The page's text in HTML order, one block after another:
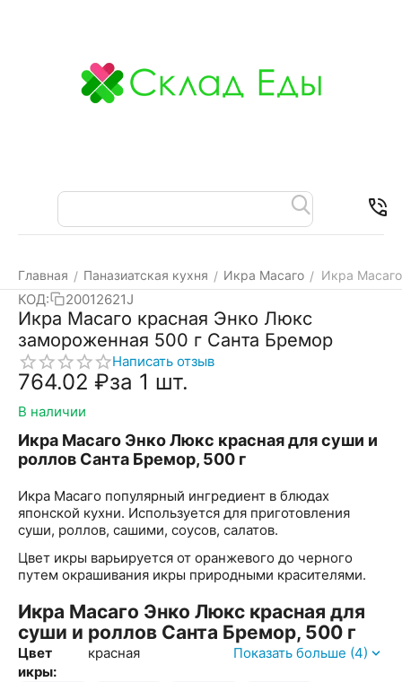
Главная / Паназиатская кухня / Икра Масаго / Икра
КОД: 20012621J
Икра Масаго красная Энко Люкс
замороженная 500 г Санта Бремор
Написать отзыв
764.02 ₽за 1 шт.
В наличии
Икра Масаго Энко Люкс красная для суши и
роллов Санта Бремор, 500 г
Икра Масаго популярный ингредиент в блюдах
японской кухни. Используется для приготовления
суши, роллов, сашими, соусов, салатов.
Цвет икры варьируется от оранжевого до черного
путем окрашивания икры природными красителями.
Икра Масаго Энко Люкс красная для
суши и роллов Санта Бремор, 500 г
Цвет
икры:
красная Показать больше (4)